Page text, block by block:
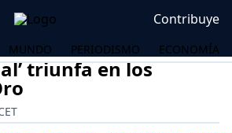
Contribuye
MUNDO PERIODISMO ECONOMÍA
triunfa en los